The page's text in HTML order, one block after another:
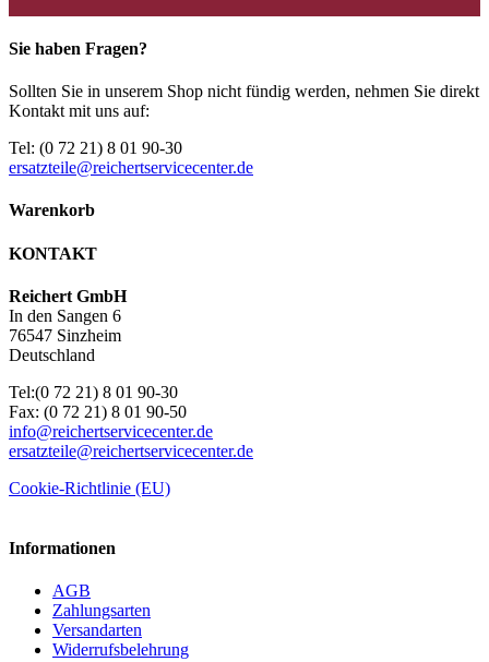
Sie haben Fragen?
Sollten Sie in unserem Shop nicht fündig werden, nehmen Sie direkt
Kontakt mit uns auf:
Tel: (0 72 21) 8 01 90-30
ersatzteile@reichertservicecenter.de
Warenkorb
KONTAKT
Reichert GmbH
In den Sangen 6
76547 Sinzheim
Deutschland
Tel:(0 72 21) 8 01 90-30
Fax: (0 72 21) 8 01 90-50
info@reichertservicecenter.de
ersatzteile@reichertservicecenter.de
Cookie-Richtlinie (EU)
Informationen
AGB
Zahlungsarten
Versandarten
Widerrufsbelehrung